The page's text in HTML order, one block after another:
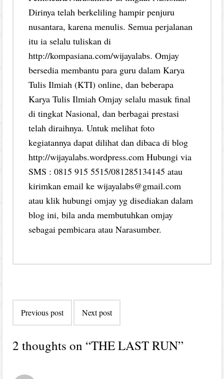
Dirinya telah berkeliling hampir penjuru
nusantara, karena menulis. Semua perjalanan
itu ia selalu tuliskan di
http://kompasiana.com/wijayalabs. Omjay
bersedia membantu para guru dalam Karya
Tulis Ilmiah (KTI) online, dan beberapa
Karya Tulis Ilmiah Omjay selalu masuk final
di tingkat Nasional, dan berbagai prestasi
telah diraihnya. Untuk melihat foto
kegiatannya dapat dilihat dan dibaca di blog
http://wijayalabs.wordpress.com Hubungi via
SMS : 0815 915 5515/081285134145 atau
kirimkan email ke wijayalabs@gmail.com
atau klik hubungi omjay yg disediakan dalam
blog ini, bila anda membutuhkan omjay
sebagai pembicara atau Narasumber.
navigation
Previous post Next post
2 thoughts on “THE LAST RUN”